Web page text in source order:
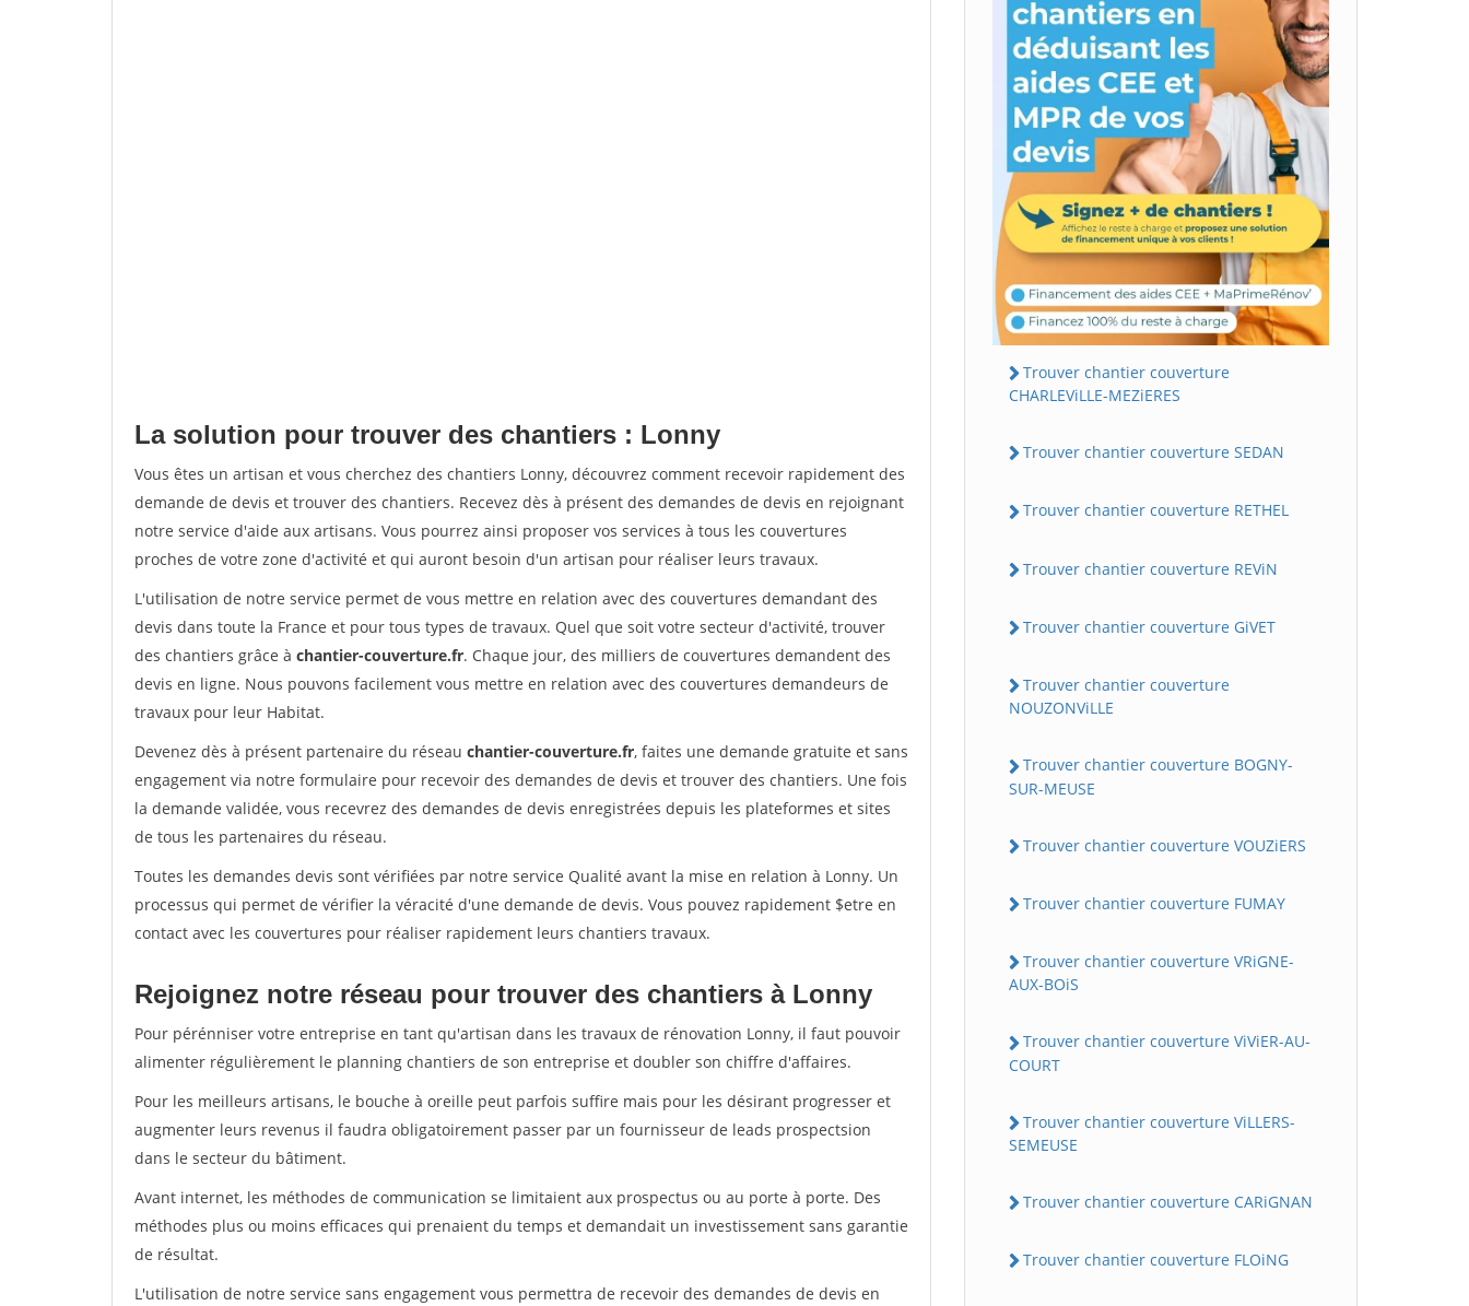
La solution pour trouver des chantiers : Lonny
Vous êtes un artisan et vous cherchez des chantiers Lonny, découvrez comment recevoir rapidement des
demande de devis et trouver des chantiers. Recevez dès à présent des demandes de devis en rejoignant
notre service d'aide aux artisans. Vous pourrez ainsi proposer vos services à tous les couvertures
proches de votre zone d'activité et qui auront besoin d'un artisan pour réaliser leurs travaux.
L'utilisation de notre service permet de vous mettre en relation avec des couvertures demandant des
devis dans toute la France et pour tous types de travaux. Quel que soit votre secteur d'activité, trouver
des chantiers grâce à chantier-couverture.fr. Chaque jour, des milliers de couvertures demandent des
devis en ligne. Nous pouvons facilement vous mettre en relation avec des couvertures demandeurs de
travaux pour leur Habitat.
Devenez dès à présent partenaire du réseau chantier-couverture.fr, faites une demande gratuite et sans
engagement via notre formulaire pour recevoir des demandes de devis et trouver des chantiers. Une fois
la demande validée, vous recevrez des demandes de devis enregistrées depuis les plateformes et sites
de tous les partenaires du réseau.
Toutes les demandes devis sont vérifiées par notre service Qualité avant la mise en relation à Lonny. Un
processus qui permet de vérifier la véracité d'une demande de devis. Vous pouvez rapidement $etre en
contact avec les couvertures pour réaliser rapidement leurs chantiers travaux.
Rejoignez notre réseau pour trouver des chantiers à Lonny
Pour pérénniser votre entreprise en tant qu'artisan dans les travaux de rénovation Lonny, il faut pouvoir
alimenter régulièrement le planning chantiers de son entreprise et doubler son chiffre d'affaires.
Pour les meilleurs artisans, le bouche à oreille peut parfois suffire mais pour les désirant progresser et
augmenter leurs revenus il faudra obligatoirement passer par un fournisseur de leads prospectsion
dans le secteur du bâtiment.
Avant internet, les méthodes de communication se limitaient aux prospectus ou au porte à porte. Des
méthodes plus ou moins efficaces qui prenaient du temps et demandait un investissement sans garantie
de résultat.
L'utilisation de notre service sans engagement vous permettra de recevoir des demandes de devis en
Trouver chantier couverture
CHARLEViLLE-MEZiERES
Trouver chantier couverture SEDAN
Trouver chantier couverture RETHEL
Trouver chantier couverture REViN
Trouver chantier couverture GiVET
Trouver chantier couverture
NOUZONViLLE
Trouver chantier couverture BOGNY-
SUR-MEUSE
Trouver chantier couverture VOUZiERS
Trouver chantier couverture FUMAY
Trouver chantier couverture VRiGNE-
AUX-BOiS
Trouver chantier couverture ViViER-AU-
COURT
Trouver chantier couverture ViLLERS-
SEMEUSE
Trouver chantier couverture CARiGNAN
Trouver chantier couverture FLOiNG